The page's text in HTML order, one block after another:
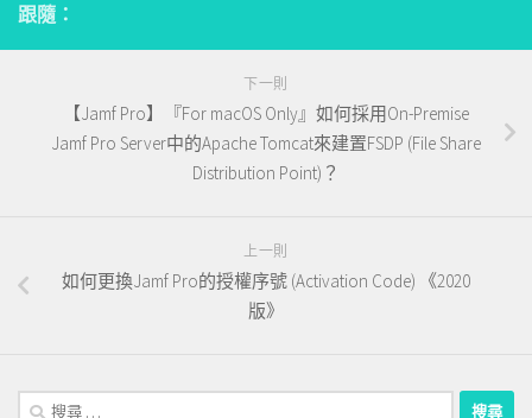
跟隨：
下一則
【Jamf Pro】『For macOS Only』如何採用On-Premise
Jamf Pro Server中的Apache Tomcat來建置FSDP (File Share
Distribution Point)？
上一則
如何更換Jamf Pro的授權序號 (Activation Code) 《2020
版》
搜